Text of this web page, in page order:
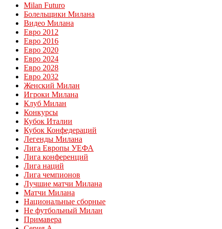
Milan Futuro
Болельщики Милана
Видео Милана
Евро 2012
Евро 2016
Евро 2020
Евро 2024
Евро 2028
Евро 2032
Женский Милан
Игроки Милана
Клуб Милан
Конкурсы
Кубок Италии
Кубок Конфедераций
Легенды Милана
Лига Европы УЕФА
Лига конференций
Лига наций
Лига чемпионов
Лучшие матчи Милана
Матчи Милана
Национальные сборные
Не футбольный Милан
Примавера